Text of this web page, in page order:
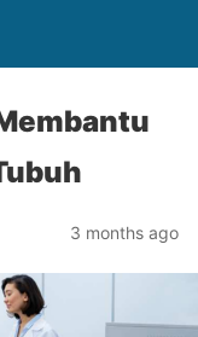
3 months ago